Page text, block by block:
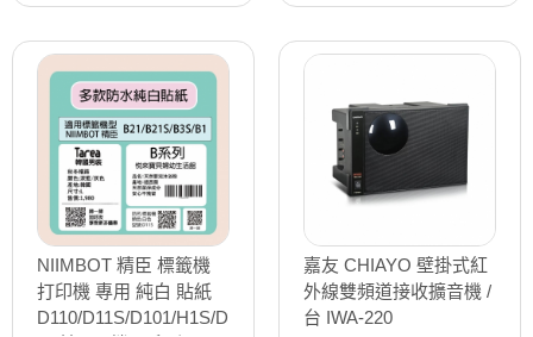
NIIMBOT 精臣 標籤機
打印機 專用 純白 貼紙
D110/D11S/D101/H1S/D
嘉友 CHIAYO 壁掛式紅
外線雙頻道接收擴音機 /
台 IWA-220